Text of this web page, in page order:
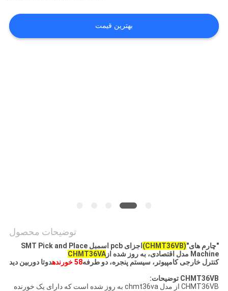
SHOPPING
ON
بهترین قیمت
توضیحات محصول
"چارم های"(CHMT36VB)
اجزای pcb اسمبل SMT Pick and Place
Machine مدل اقتصادی، به روز شده از
CHMT36VA
کنترل خارجی کامپیوتر، سیستم پنجره، دو طرفه58 خورنده
دوتا دوربین دید
CHMT36VB توضیحات:
CHMT36VB از مدل chmt36va به روز شده است که دارای یک خورنده